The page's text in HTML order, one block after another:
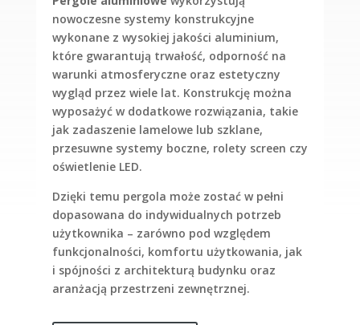
nowoczesne systemy konstrukcyjne
wykonane z wysokiej jakości aluminium,
które gwarantują trwałość, odporność na
warunki atmosferyczne oraz estetyczny
wygląd przez wiele lat. Konstrukcję można
wyposażyć w dodatkowe rozwiązania, takie
jak zadaszenie lamelowe lub szklane,
przesuwne systemy boczne, rolety screen czy
oświetlenie LED.
Dzięki temu pergola może zostać w pełni
dopasowana do indywidualnych potrzeb
użytkownika – zarówno pod względem
funkcjonalności, komfortu użytkowania, jak
i spójności z architekturą budynku oraz
aranżacją przestrzeni zewnętrznej.